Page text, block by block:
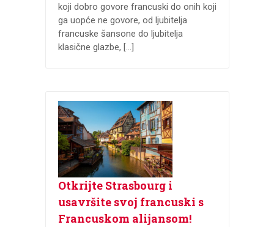
koji dobro govore francuski do onih koji
ga uopće ne govore, od ljubitelja
francuske šansone do ljubitelja
klasične glazbe, […]
Otkrijte Strasbourg i
usavršite svoj francuski s
Francuskom alijansom!